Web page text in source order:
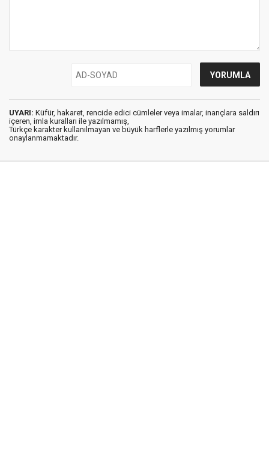
UYARI: Küfür, hakaret, rencide edici cümleler veya imalar, inançlara saldırı
içeren, imla kuralları ile yazılmamış,
Türkçe karakter kullanılmayan ve büyük harflerle yazılmış yorumlar
onaylanmamaktadır.